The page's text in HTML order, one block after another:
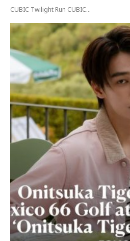
CUBIC Twilight Run CUBIC...